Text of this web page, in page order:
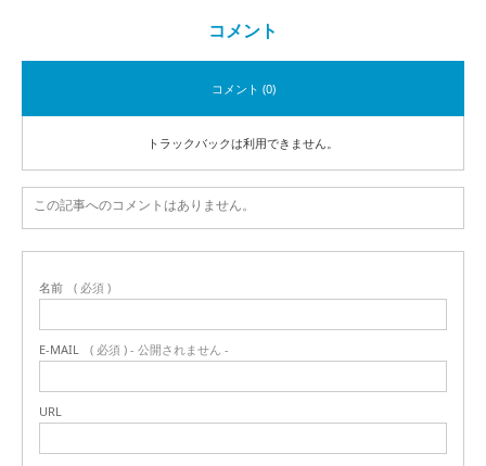
コメント
コメント (0)
トラックバックは利用できません。
この記事へのコメントはありません。
名前 ( 必須 )
E-MAIL ( 必須 ) - 公開されません -
URL